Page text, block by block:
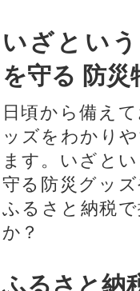
いざとい
を守る 防災
日頃から備え
ッズをわかり
ます。いざと
守る防災グッ
ふるさと納税
か？
ふるさと納